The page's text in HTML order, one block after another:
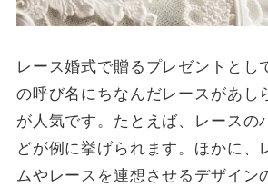
レース婚式で贈るプレゼントとし
の呼び名にちなんだレースがあし
が人気です。たとえば、レースの
どが例に挙げられます。ほかに、
ムやレースを連想させるデザイン